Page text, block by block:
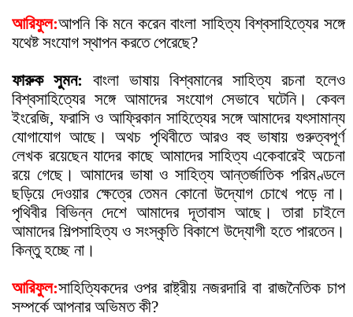
আরিফুল:আপনি কি মনে করেন বাংলা সাহিত্য বিশ্বসাহিত্যের সঙ্গে
যথেষ্ট সংযোগ স্থাপন করতে পেরেছে?
ফারুক সুমন: বাংলা ভাষায় বিশ্বমানের সাহিত্য রচনা হলেও
বিশ্বসাহিত্যের সঙ্গে আমাদের সংযোগ সেভাবে ঘটেনি। কেবল
ইংরেজি, ফরাসি ও আফ্রিকান সাহিত্যের সঙ্গে আমাদের যৎসামান্য
যোগাযোগ আছে। অথচ পৃথিবীতে আরও বহু ভাষায় গুরুত্বপূর্ণ
লেখক রয়েছেন যাদের কাছে আমাদের সাহিত্য একেবারেই অচেনা
রয়ে গেছে। আমাদের ভাষা ও সাহিত্য আন্তর্জাতিক পরিমণ্ডলে
ছড়িয়ে দেওয়ার ক্ষেত্রে তেমন কোনো উদ্যোগ চোখে পড়ে না।
পৃথিবীর বিভিন্ন দেশে আমাদের দূতাবাস আছে। তারা চাইলে
আমাদের শিল্পসাহিত্য ও সংস্কৃতি বিকাশে উদ্যোগী হতে পারতেন।
কিন্তু হচ্ছে না।
আরিফুল:সাহিত্যিকদের ওপর রাষ্ট্রীয় নজরদারি বা রাজনৈতিক চাপ
সম্পর্কে আপনার অভিমত কী?